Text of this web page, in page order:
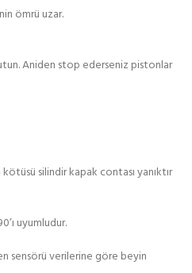
ömrü uzar.
Aniden stop ederseniz pistonlar
silindir kapak contası yanıktır
uyumludur.
sensörü verilerine göre beyin